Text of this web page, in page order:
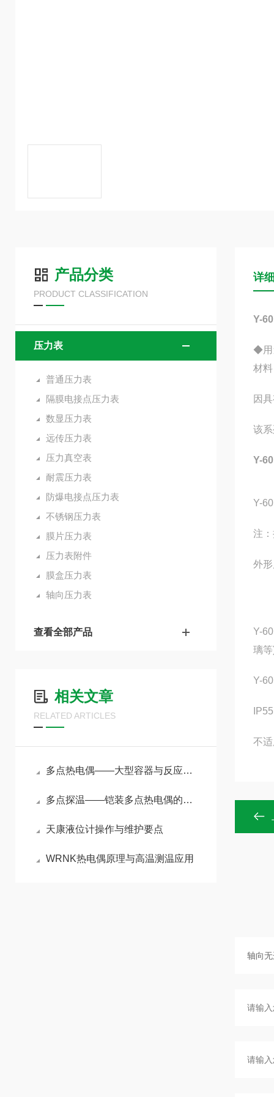
产品分类
PRODUCT CLASSIFICATION
压力表
普通压力表
隔膜电接点压力表
数显压力表
远传压力表
压力真空表
耐震压力表
防爆电接点压力表
不锈钢压力表
膜片压力表
压力表附件
膜盒压力表
轴向压力表
查看全部产品
相关文章
RELATED ARTICLES
多点热电偶——大型容器与反应塔内的“立体温度扫描仪”
多点探温——铠装多点热电偶的原理与选型指南
天康液位计操作与维护要点
WRNK热电偶原理与高温测温应用
详
Y-
◆用
材
因
该
Y-
Y-
注
外
Y-
璃
Y-
不